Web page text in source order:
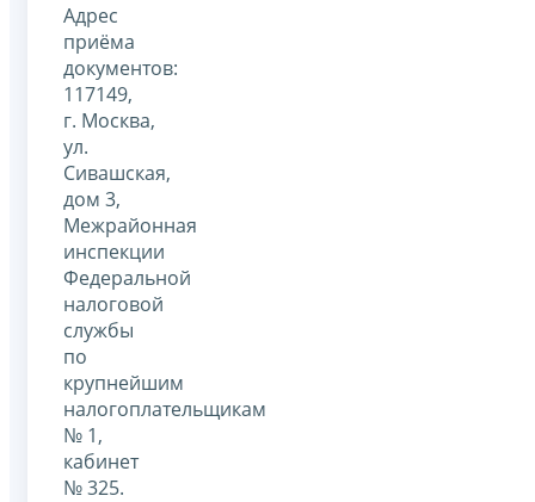
Адрес
приёма
документов:
117149,
г. Москва,
ул.
Сивашская,
дом 3,
Межрайонная
инспекции
Федеральной
налоговой
службы
по
крупнейшим
налогоплательщикам
№ 1,
кабинет
№ 325.